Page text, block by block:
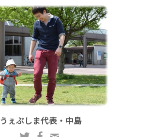
うぇぶしま代表・中島